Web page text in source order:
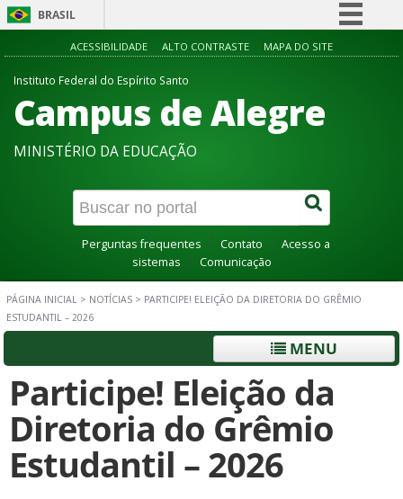
BRASIL
Simplifique!
Acesso à informação
Canais
ACESSIBILIDADE ALTO CONTRASTE MAPA DO SITE
Instituto Federal do Espírito Santo
Campus de Alegre
MINISTÉRIO DA EDUCAÇÃO
Perguntas frequentes Contato
Acesso a
sistemas
Comunicação
PÁGINA INICIAL > NOTÍCIAS > PARTICIPE! ELEIÇÃO DA DIRETORIA DO GRÊMIO
ESTUDANTIL – 2026
MENU
Participe! Eleição da
Diretoria do Grêmio
Estudantil – 2026